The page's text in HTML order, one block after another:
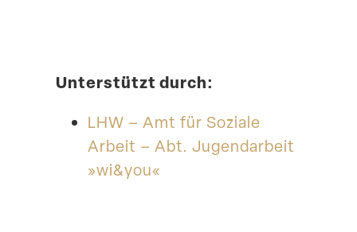
Unter­stützt durch:
LHW – Amt für Soziale
Arbeit – Abt. Jugend­arbeit
»wi&you«